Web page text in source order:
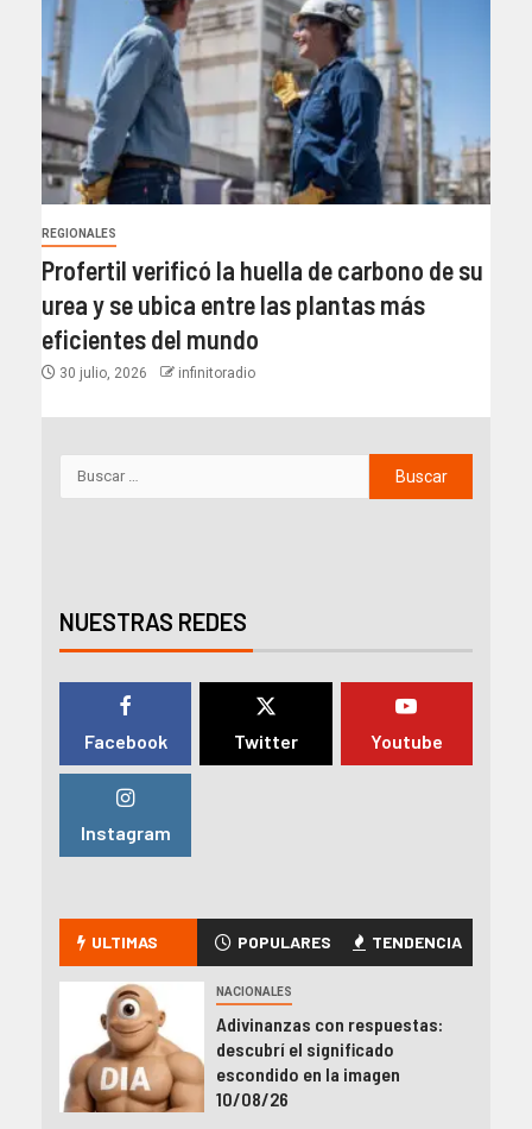
REGIONALES
Profertil verificó la huella de carbono de su
urea y se ubica entre las plantas más
eficientes del mundo​
30 julio, 2026 infinitoradio
NUESTRAS REDES
Facebook Twitter Youtube
Instagram
ULTIMAS POPULARES TENDENCIA
NACIONALES
Adivinanzas con respuestas:
descubrí el significado
escondido en la imagen
10/08/26